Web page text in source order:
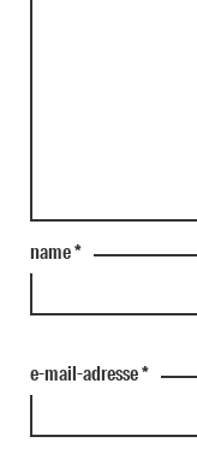
name*
e-mail-adresse*